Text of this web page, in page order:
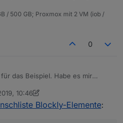
/ 500 GB; Proxmox mit 2 VM (iob /
0
für das Beispiel. Habe es mir
muss noch blocks: true
es möglich ist mit der Methode
in verschiedenen "Containern"
10:46
3. Nov. 2019, 11:47
Blockly-Elemente: